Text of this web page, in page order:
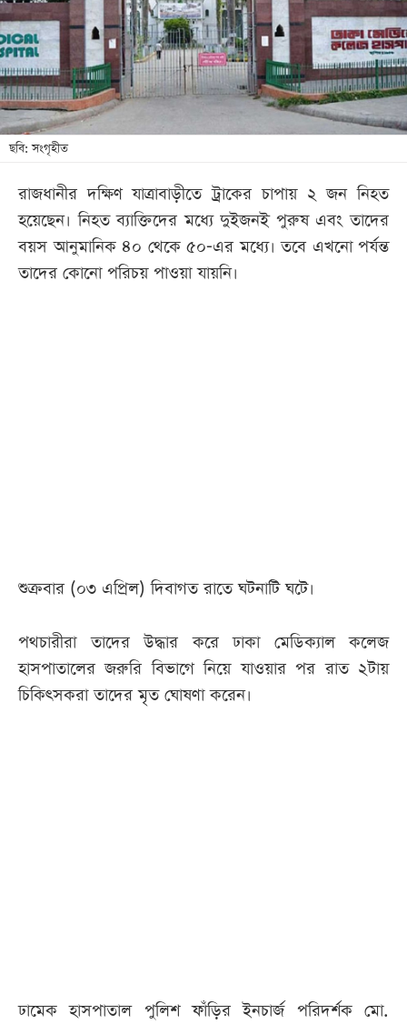
খেলা
বিনোদন
লাইফ
স্টাইল
শিক্ষা
বিভাগ
ছবি: সংগৃহীত
রাজধানীর দক্ষিণ যাত্রাবাড়ীতে ট্রাকের চাপায় ২ জন নিহত
হয়েছেন। নিহত ব্যাক্তিদের মধ্যে দুইজনই পুরুষ এবং তাদের
বয়স আনুমানিক ৪০ থেকে ৫০-এর মধ্যে। তবে এখনো পর্যন্ত
তাদের কোনো পরিচয় পাওয়া যায়নি।
শুক্রবার (০৩ এপ্রিল) দিবাগত রাতে ঘটনাটি ঘটে।
পথচারীরা তাদের উদ্ধার করে ঢাকা মেডিক্যাল কলেজ
হাসপাতালের জরুরি বিভাগে নিয়ে যাওয়ার পর রাত ২টায়
চিকিৎসকরা তাদের মৃত ঘোষণা করেন।
ঢামেক হাসপাতাল পুলিশ ফাঁড়ির ইনচার্জ পরিদর্শক মো.